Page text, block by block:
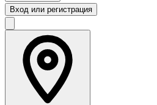
Вход или регистрация